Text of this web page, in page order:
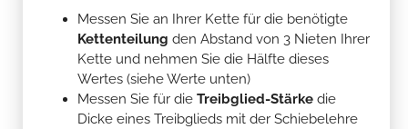
Messen Sie an Ihrer Kette für die benötigte
Kettenteilung den Abstand von 3 Nieten Ihrer
Kette und nehmen Sie die Hälfte dieses
Wertes (siehe Werte unten)
Messen Sie für die Treibglied-Stärke die
Dicke eines Treibglieds mit der Schiebelehre